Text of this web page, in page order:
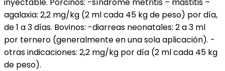
agalaxia: 2,2 mg/kg (2 ml cada 45 kg de peso) por día,
de 1 a 3 días. Bovinos: -diarreas neonatales: 2 a 3 ml
por ternero (generalmente en una sola aplicación). -
otras indicaciones: 2,2 mg/kg por día (2 ml cada 45 kg
de peso).